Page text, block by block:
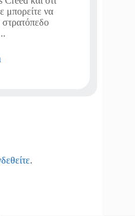
μπορείτε να
στρατόπεδο
.